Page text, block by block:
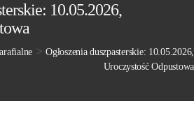
10.05.2026,
>Ogłoszenia duszpasterskie: 10.05.2026,
Uroczystość Odpustowa